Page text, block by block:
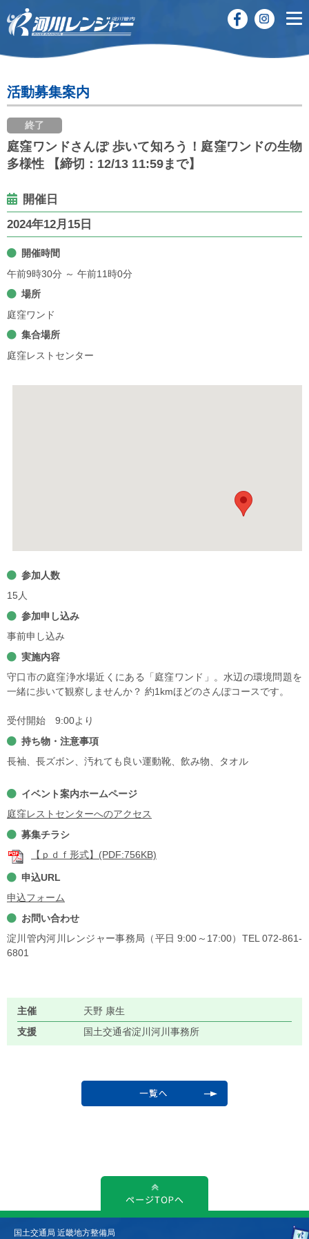
活動募集案内
終了
庭窪ワンドさんぽ 歩いて知ろう！庭窪ワンドの生物
多様性 【締切：12/13 11:59まで】
開催日
2024年12月15日
開催時間
午前9時30分 ～ 午前11時0分
場所
庭窪ワンド
集合場所
庭窪レストセンター
参加人数
15人
参加申し込み
事前申し込み
実施内容
守口市の庭窪浄水場近くにある「庭窪ワンド」。水辺の環境問題を
一緒に歩いて観察しませんか？ 約1kmほどのさんぽコースです。
受付開始 9:00より
持ち物・注意事項
長袖、長ズボン、汚れても良い運動靴、飲み物、タオル
イベント案内ホームページ
庭窪レストセンターへのアクセス
募集チラシ
【ｐｄｆ形式】(PDF:756KB)
申込URL
申込フォーム
お問い合わせ
淀川管内河川レンジャー事務局（平日 9:00～17:00）TEL 072-861-
6801
主催
天野 康生
支援
国土交通省淀川河川事務所
国土交通局 近畿地方整備局